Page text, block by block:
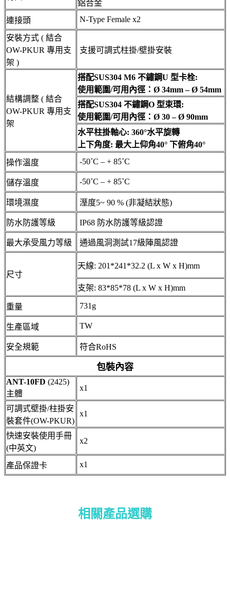
鋁合金
連接頭
N-Type Female x2
安裝方式 ( 結合
OW-PKUR 專用支
架 )
支援可調式柱掛/壁掛安裝
結構調整 ( 結合
OW-PKUR 專用支
架
搭配SUS304 M6 不鏽鋼U 型卡栓:
使用範圍/可用內徑：Ø 34mm – Ø 54mm
搭配SUS304 不鏽鋼O 型束環:
使用範圍/可用內徑：Ø 30 – Ø 90mm
水平柱掛軸心: 360°水平旋轉
上下角度: 最大上仰角40° 下俯角40°
操作溫度 -50˚C – + 85˚C
儲存溫度 -50˚C – + 85˚C
環境濕度 溼度5~ 90 % (非凝結狀態)
防水防護等級 IP68 防水防護等級認證
最大承受風力等級 通過風洞測試17級陣風認證
尺寸
天線: 201*241*32.2 (L x W x H)mm
支架: 83*85*78 (L x W x H)mm
重量 731g
生產區域 TW
安全規範 符合RoHS
包裝內容
ANT-10FD (2425)
主體
x1
可調式壁掛/柱掛安
裝套件(OW-PKUR)
x1
快速安裝使用手冊
(中英文)
x2
產品保證卡 x1
相關產品選購